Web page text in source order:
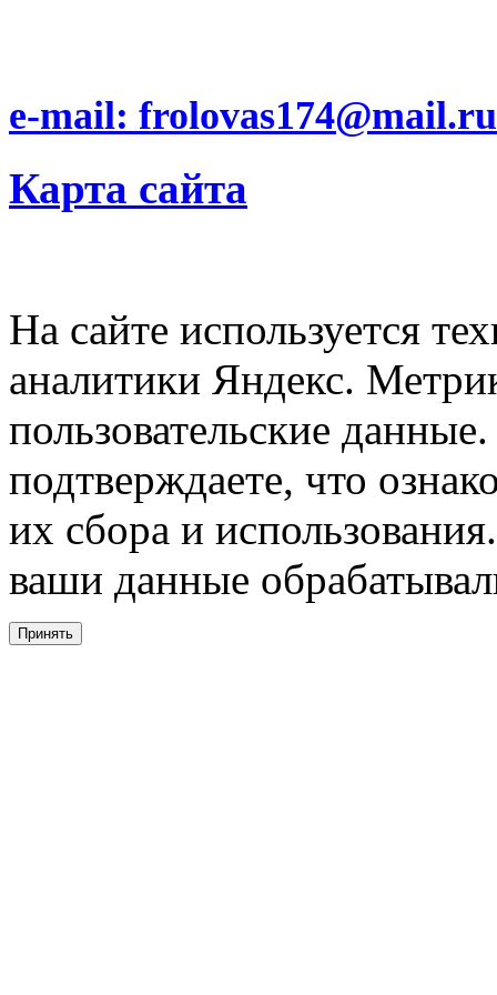
e-mail: frolovas174@mail.ru
Карта сайта
На сайте используется
аналитики Яндекс.
пользовательские
подтверждаете, что
их сбора и
ваши данные
Принять